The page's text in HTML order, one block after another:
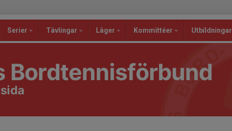
Serier Tävlingar Läger Kommittéer Utbildningar
Bordtennisförbund